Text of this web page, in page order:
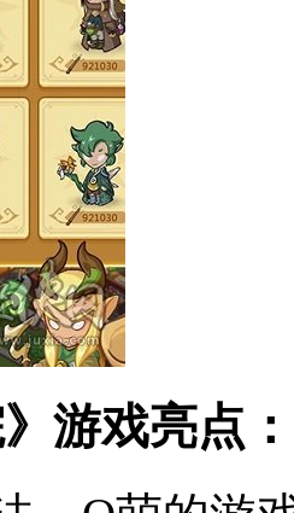
游戏亮点：